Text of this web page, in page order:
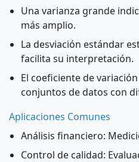
Una varianza grande
más amplio.
La desviación estándar
facilita su interpretación.
El coeficiente de
conjuntos de datos con
Aplicaciones Comunes
Análisis financiero:
Control de calidad: